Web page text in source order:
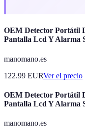
OEM Detector Portátil
Pantalla Lcd Y Alarma
manomano.es
122.99 EURVer el precio
OEM Detector Portátil
Pantalla Lcd Y Alarma
manomano.es